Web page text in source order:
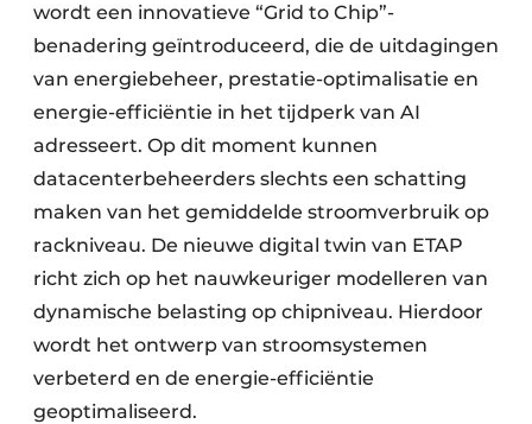
wordt een innovatieve “Grid to Chip”-
benadering geïntroduceerd, die de uitdagingen
van energiebeheer, prestatie-optimalisatie en
energie-efficiëntie in het tijdperk van AI
adresseert. Op dit moment kunnen
datacenterbeheerders slechts een schatting
maken van het gemiddelde stroomverbruik op
rackniveau. De nieuwe digital twin van ETAP
richt zich op het nauwkeuriger modelleren van
dynamische belasting op chipniveau. Hierdoor
wordt het ontwerp van stroomsystemen
verbeterd en de energie-efficiëntie
geoptimaliseerd.